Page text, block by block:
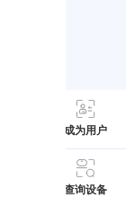
成为用户
查询设备